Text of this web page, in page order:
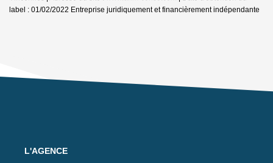
label : 01/02/2022 Entreprise juridiquement et financièrement indépendante
L'AGENCE